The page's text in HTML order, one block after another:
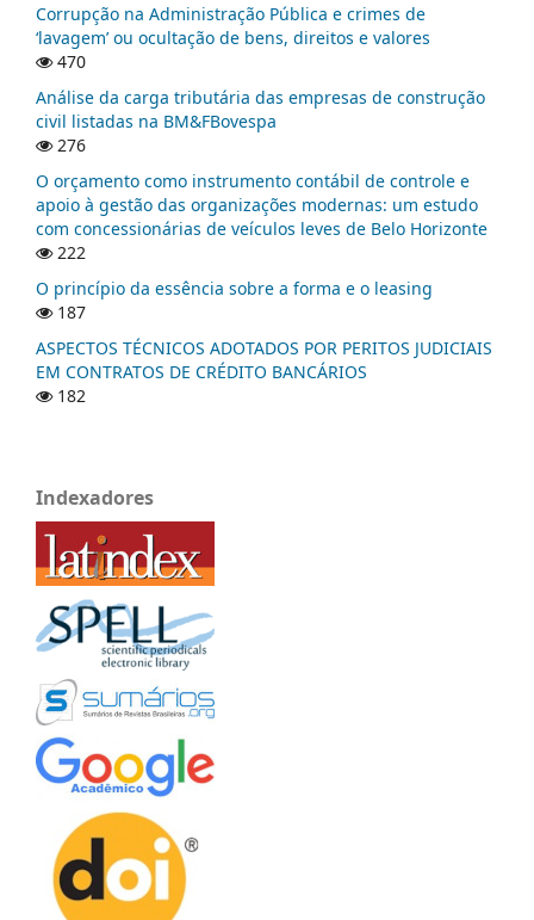
Corrupção na Administração Pública e crimes de
‘lavagem’ ou ocultação de bens, direitos e valores
470
Análise da carga tributária das empresas de construção
civil listadas na BM&FBovespa
276
O orçamento como instrumento contábil de controle e
apoio à gestão das organizações modernas: um estudo
com concessionárias de veículos leves de Belo Horizonte
222
O princípio da essência sobre a forma e o leasing
187
ASPECTOS TÉCNICOS ADOTADOS POR PERITOS JUDICIAIS
EM CONTRATOS DE CRÉDITO BANCÁRIOS
182
Indexadores